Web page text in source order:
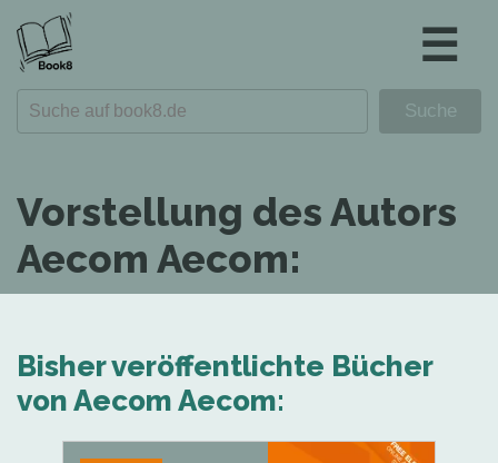
☰
Vorstellung des Autors
Aecom Aecom:
Bisher veröffentlichte Bücher
von Aecom Aecom: